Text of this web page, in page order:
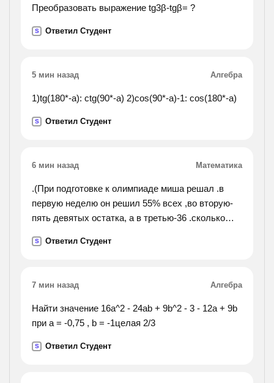
Преобразовать выражение tg3β-tgβ= ?
S Ответил Студент
5 мин назад Алгебра
1)tg(180*-a): ctg(90*-a) 2)cos(90*-a)-1: cos(180*-a)
S Ответил Студент
6 мин назад Математика
.(При подготовке к олимпиаде миша решал .в
первую неделю он решил 55% всех ,во вторую-
пять девятых остатка, а в третью-36 .сколько
S Ответил Студент
7 мин назад Алгебра
Найти значение 16а^2 - 24аb + 9b^2 - 3 - 12a + 9b
при a = -0,75 , b = -1целая 2/3
S Ответил Студент